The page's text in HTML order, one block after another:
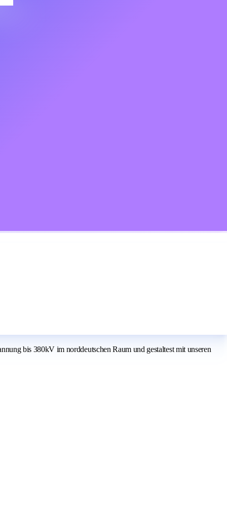
bis 380kV im norddeutschen Raum und gestaltest mit unseren